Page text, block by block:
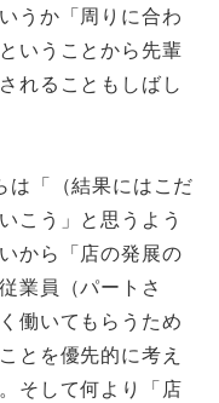
うか「周りに合わ
いうことから先輩
れることもしばし
は「（結果にはこだ
こう」と思うよう
から「店の発展の
業員（パートさ
働いてもらうため
とを優先的に考え
そして何より
「店